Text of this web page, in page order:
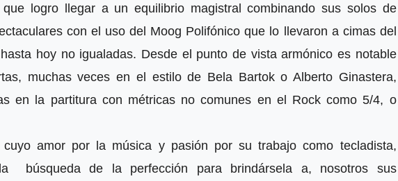
que logro llegar a un equilibrio magistral combinando sus solos de
con el uso del Moog Polifónico que lo llevaron a cimas del
hoy no igualadas. Desde el punto de vista armónico es notable
muchas veces en el estilo de Bela Bartok o Alberto Ginastera,
en la partitura con métricas no comunes en el Rock como 5/4, o
amor por la música y pasión por su trabajo como tecladista,
búsqueda de la perfección para brindársela a, nosotros sus